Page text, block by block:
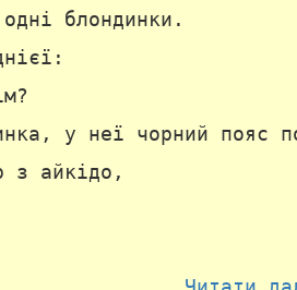
блондинки.
у неї чорний пояс
з айкідо,